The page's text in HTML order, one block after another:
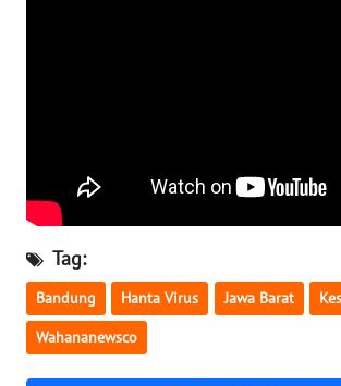
Tag:
Bandung Hanta Virus Jawa Barat
Wahananewsco
News
Regional
WN
SUMUT